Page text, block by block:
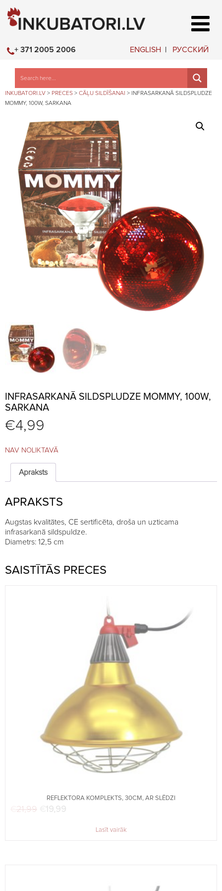
ENGLISH РУССКИЙ
+ 371 2005 2006
INKUBATORI.LV > PRECES > CĀĻU SILDĪŠANAI > INFRASARKANĀ SILDSPLUDZE
MOMMY, 100W, SARKANA
INFRASARKANĀ SILDSPLUDZE MOMMY, 100W,
SARKANA
€4,99
NAV NOLIKTAVĀ
Apraksts
APRAKSTS
Augstas kvalitātes, CE sertificēta, droša un uzticama
infrasarkanā sildspuldze.
Diametrs: 12,5 cm
SAISTĪTĀS PRECES
REFLEKTORA KOMPLEKTS, 30CM, AR SLĒDZI
21,99 Original price was: €21,99.
19,99
Lasīt vairāk